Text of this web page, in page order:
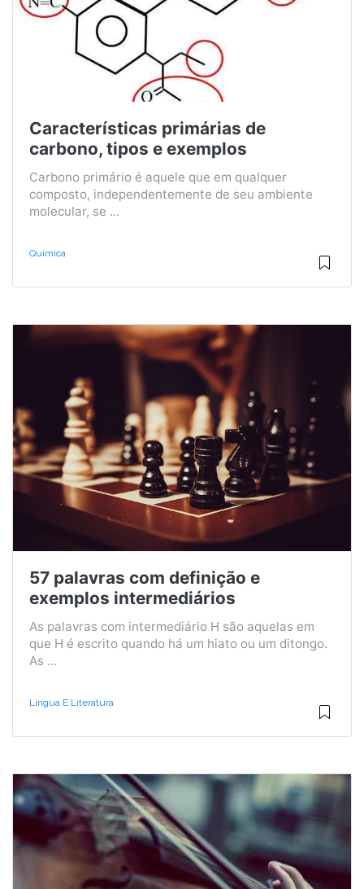
Características primárias de
carbono, tipos e exemplos
Carbono primário é aquele que em qualquer
composto, independentemente de seu ambiente
molecular, se ...
Química
57 palavras com definição e
exemplos intermediários
As palavras com intermediário H são aquelas em
que H é escrito quando há um hiato ou um ditongo.
As ...
Língua E Literatura